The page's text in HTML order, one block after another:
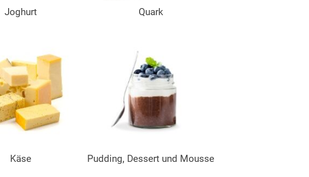
Joghurt Quark
Käse Pudding, Dessert und Mousse